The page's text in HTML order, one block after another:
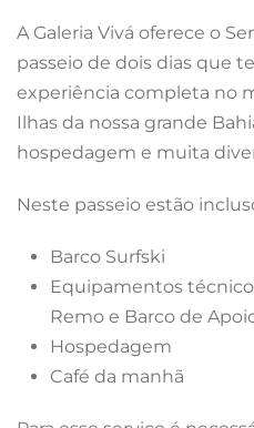
A Galeria Vivá oferece o
passeio de dois dias que
experiência completa no
Ilhas da nossa grande
hospedagem e muita
Neste passeio estão
Barco Surfski
Equipamentos
Remo e Barco de
Hospedagem
Café da manhã